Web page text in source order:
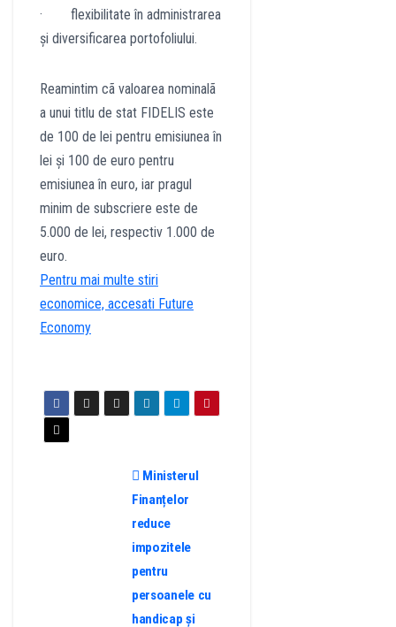
· flexibilitate în administrarea
și diversificarea portofoliului.
Reamintim cã valoarea nominalã
a unui titlu de stat FIDELIS este
de 100 de lei pentru emisiunea în
lei și 100 de euro pentru
emisiunea în euro, iar pragul
minim de subscriere este de
5.000 de lei, respectiv 1.000 de
euro.
Pentru mai multe stiri
economice, accesati Future
Economy
Ministerul
Finanțelor
reduce
impozitele
pentru
persoanele cu
handicap și